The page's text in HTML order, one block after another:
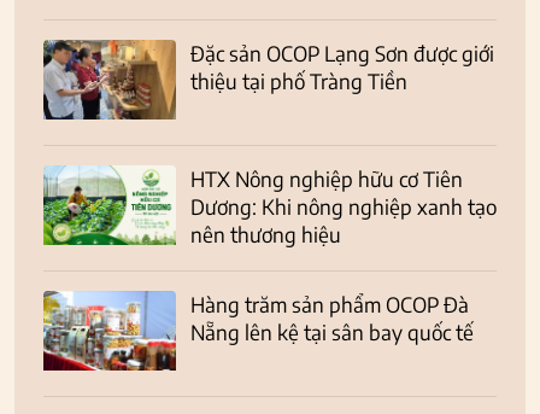
Đặc sản OCOP Lạng Sơn được giới
thiệu tại phố Tràng Tiền
HTX Nông nghiệp hữu cơ Tiên
Dương: Khi nông nghiệp xanh tạo
nên thương hiệu
Hàng trăm sản phẩm OCOP Đà
Nẵng lên kệ tại sân bay quốc tế